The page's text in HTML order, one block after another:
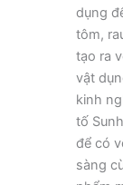
dụng
tôm,
tạo ra
vật
kinh
tố
để có
sàng